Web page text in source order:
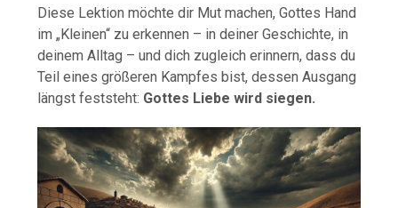
Diese Lektion möchte dir Mut machen, Gottes Hand
im „Kleinen“ zu erkennen – in deiner Geschichte, in
deinem Alltag – und dich zugleich erinnern, dass du
Teil eines größeren Kampfes bist, dessen Ausgang
längst feststeht: Gottes Liebe wird siegen.